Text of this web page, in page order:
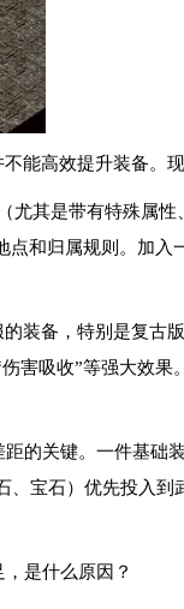
能高效提升装备。
尤其是带有特殊属
点和归属规则。加
装备，特别是复古
害吸收”等强大效
的关键。一件基础
宝石）优先投入
是什么原因？